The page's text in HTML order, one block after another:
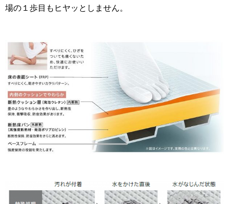
場の１歩目もヒヤッとしません。